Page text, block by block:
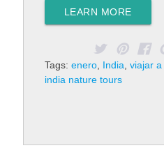
periodo turístico
mismo tiempo que el mes
tanto, la temporada alta
LEARN MORE
Tags: enero, India viajar
india nature tours